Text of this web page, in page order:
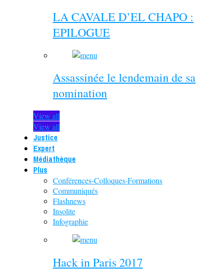
LA CAVALE D’EL CHAPO :
EPILOGUE
Assassinée le lendemain de sa
nomination
View all
View all
Justice
Expert
Médiathèque
Plus
Conférences-Colloques-Formations
Communiqués
Flashnews
Insolite
Infographie
Hack in Paris 2017